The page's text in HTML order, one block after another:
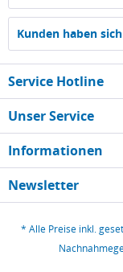
Kunden haben
Service Hotline
Unser Service
Informationen
Newsletter
* Alle Preise inkl.